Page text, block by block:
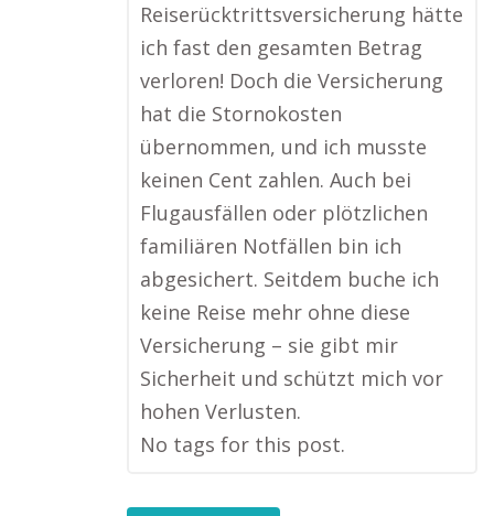
Reiserücktrittsversicherung hätte
ich fast den gesamten Betrag
verloren! Doch die Versicherung
hat die Stornokosten
übernommen, und ich musste
keinen Cent zahlen. Auch bei
Flugausfällen oder plötzlichen
familiären Notfällen bin ich
abgesichert. Seitdem buche ich
keine Reise mehr ohne diese
Versicherung – sie gibt mir
Sicherheit und schützt mich vor
hohen Verlusten.
No tags for this post.